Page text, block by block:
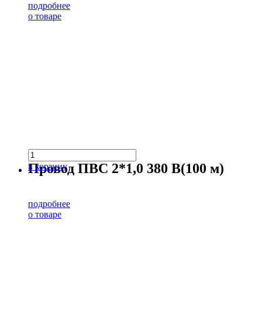
подробнее
о товаре
в корзину
Провод ПВС 2*1,0 380 В(100 м)
подробнее
о товаре